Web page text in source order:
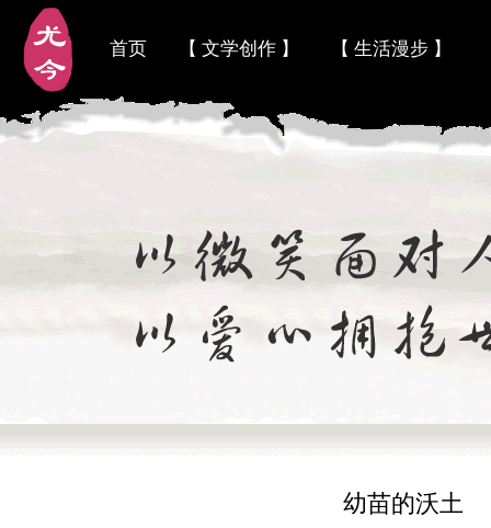
首页 【 文学创作 】 【 生活漫步 】
幼苗的沃土